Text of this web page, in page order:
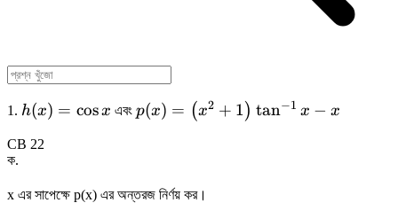
1. h(x)=\cos
h(x) = cosx এবং p(x)=\left(x^{2}+1\right)
p(x) = (x2 + 1) tan−1 x − x
CB 22
ক.
x এর সাপেক্ষে p(x) এর অন্তরজ নির্ণয় কর।